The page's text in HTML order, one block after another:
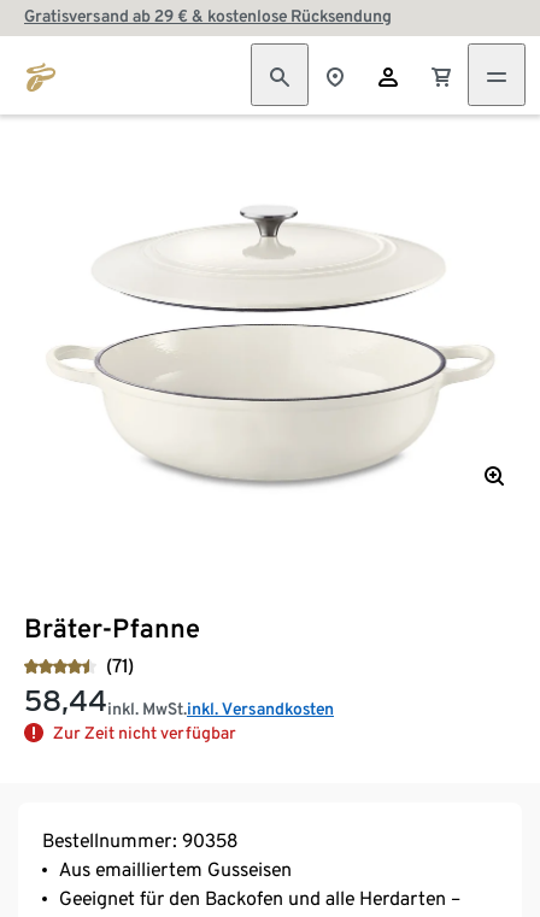
Gratisversand ab 29 € & kostenlose Rücksendung
Bräter-Pfanne
(71)
58,44inkl. MwSt.inkl. Versandkosten
Zur Zeit nicht verfügbar
Bestellnummer: 90358
Aus emailliertem Gusseisen
Geeignet für den Backofen und alle Herdarten –